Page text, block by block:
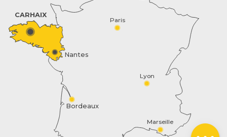
Contacter par
email
Paris
Marseille
Lyon
Bordeaux
Nantes
CARHAIX